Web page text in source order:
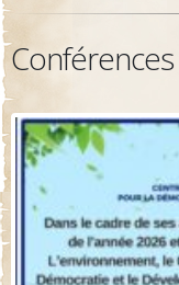
Conférences